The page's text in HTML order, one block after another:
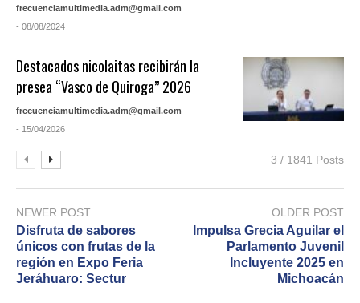
frecuenciamultimedia.adm@gmail.com
- 08/08/2024
Destacados nicolaitas recibirán la
presea “Vasco de Quiroga” 2026
frecuenciamultimedia.adm@gmail.com
- 15/04/2026
3 / 1841 Posts
NEWER POST
Disfruta de sabores
únicos con frutas de la
región en Expo Feria
Jeráhuaro: Sectur
OLDER POST
Impulsa Grecia Aguilar el
Parlamento Juvenil
Incluyente 2025 en
Michoacán